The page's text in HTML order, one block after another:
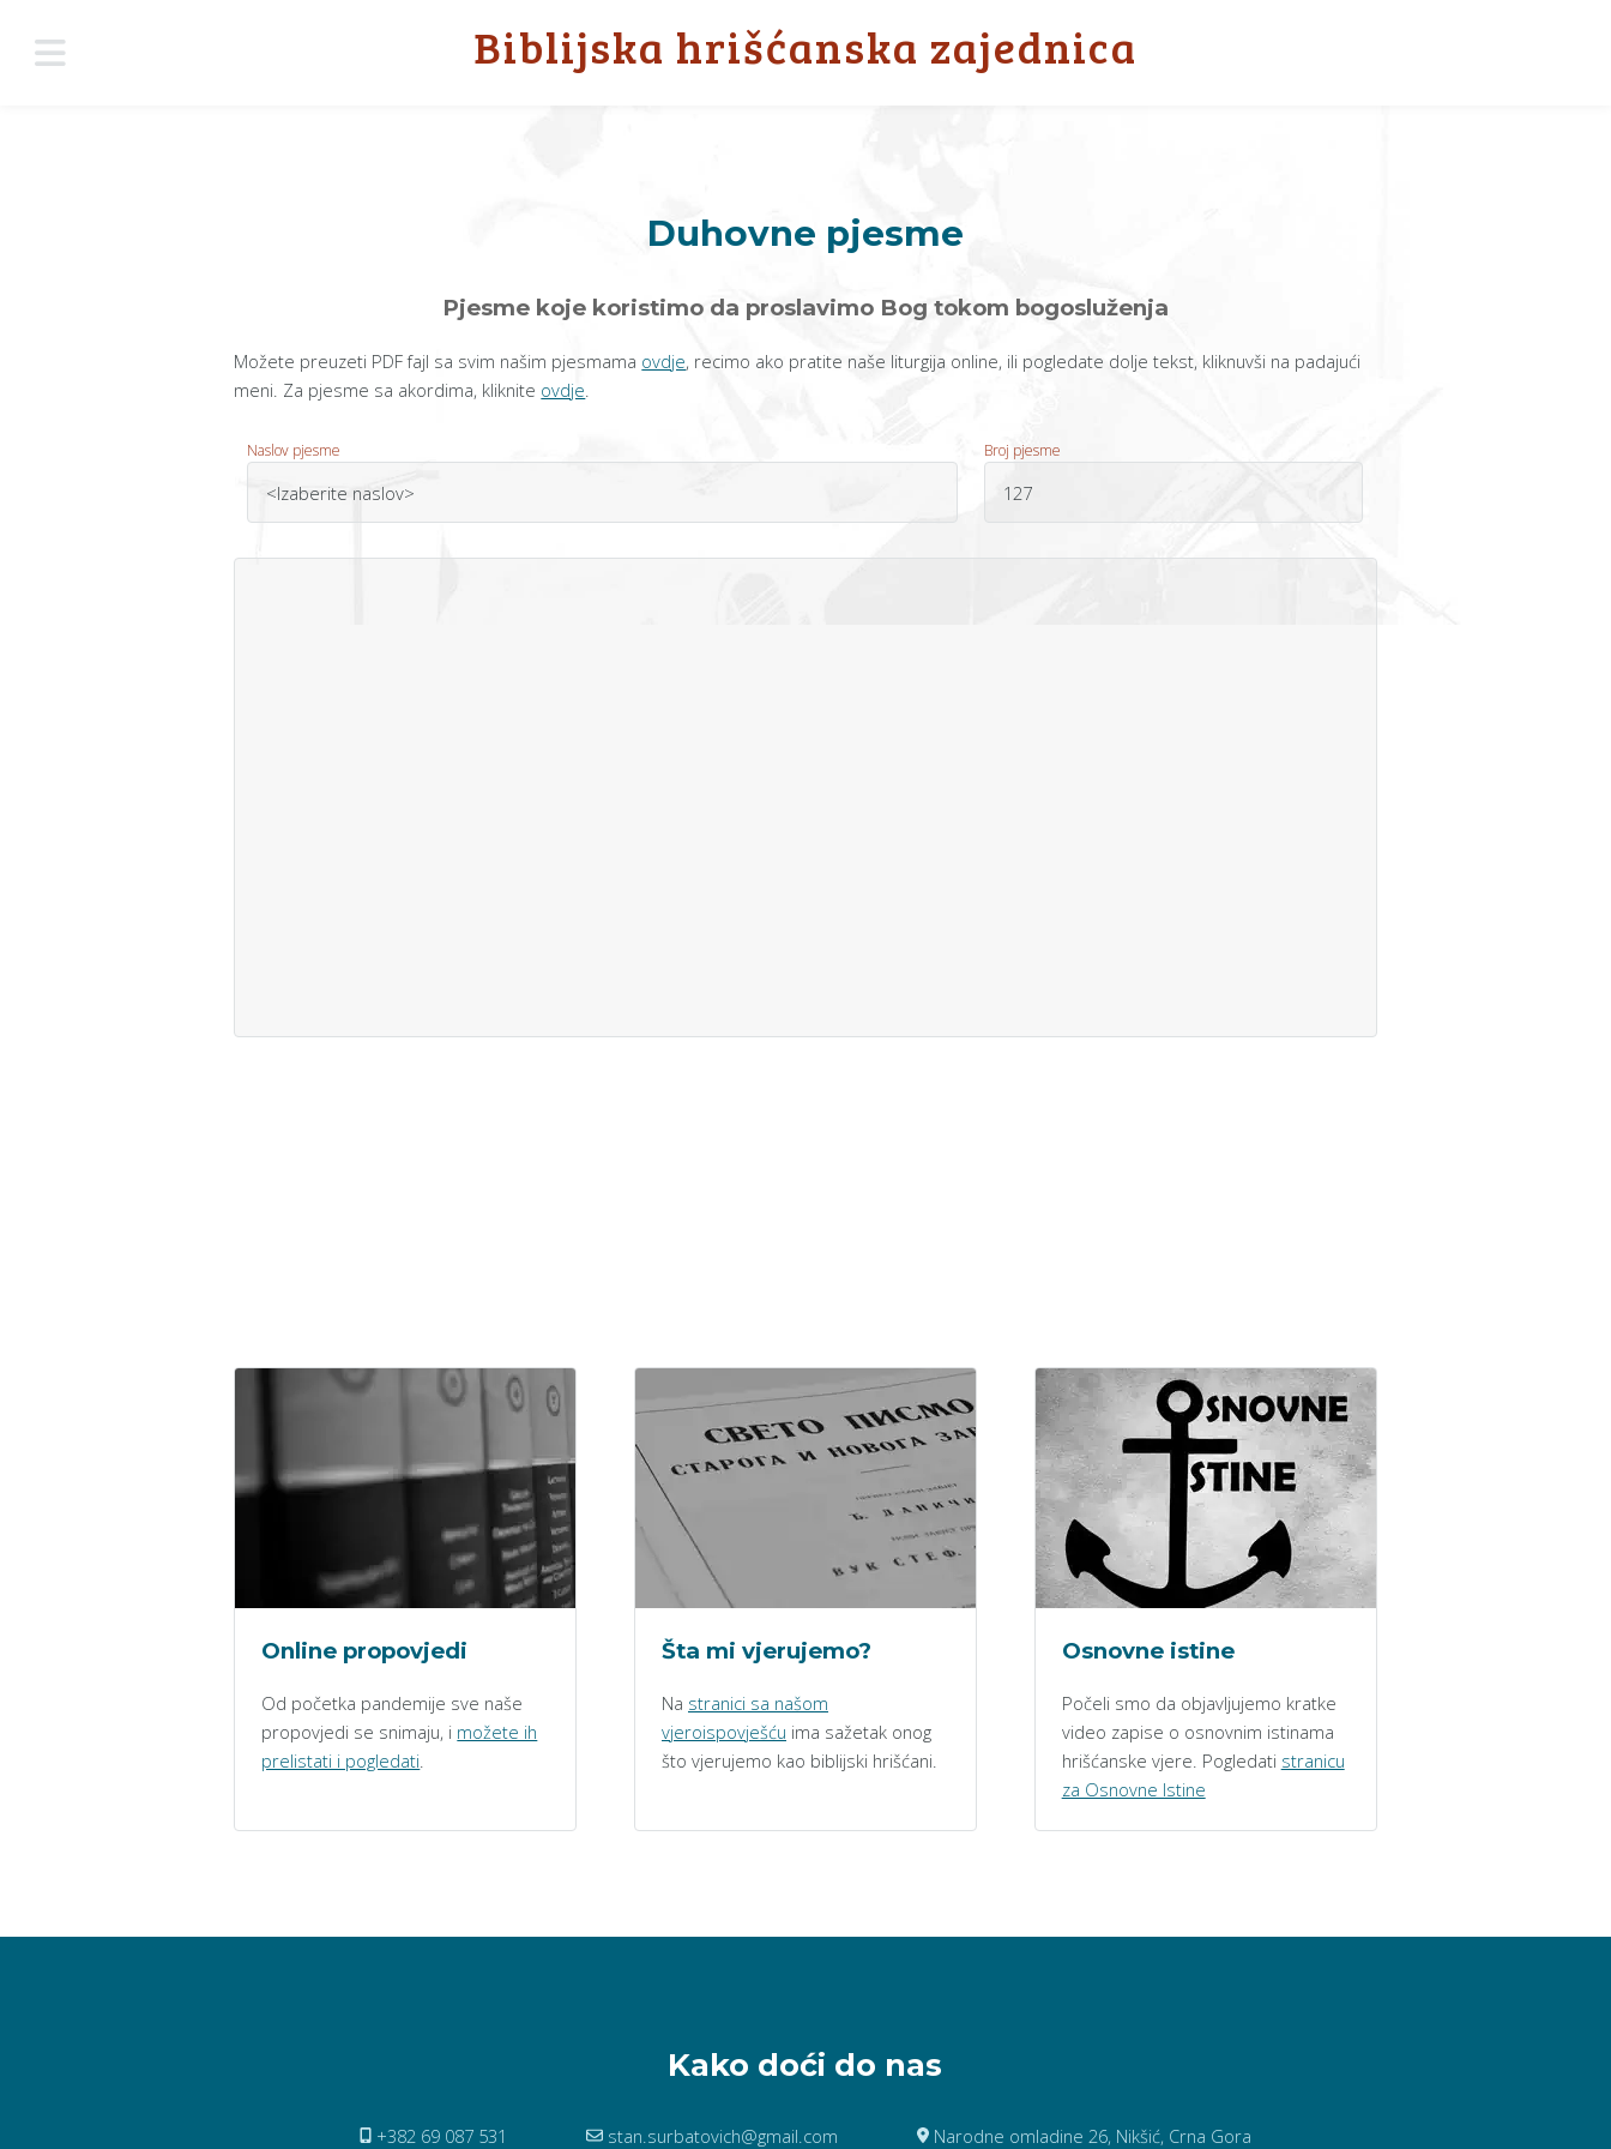
Biblijska hrišćanska zajednica
Duhovne pjesme
Pjesme koje koristimo da proslavimo Bog tokom bogosluženja
Možete preuzeti PDF fajl sa svim našim pjesmama ovdje, recimo ako pratite naše liturgija online, ili pogledate dolje tekst, kliknuvši na padajući
meni. Za pjesme sa akordima, kliknite ovdje
Naslov pjesme Broj pjesme
Online propovjedi
Od početka pandemije sve naše
propovjedi se snimaju, i možete ih
prelistati i pogledati.
Šta mi vjerujemo?
Na stranici sa našom
vjeroispovješću ima sažetak onog
što vjerujemo kao biblijski hrišćani.
Osnovne istine
Počeli smo da objavljujemo kratke
video zapise o osnovnim istinama
hrišćanske vjere. Pogledati stranicu
za Osnovne Istine
Kako doći do nas
+382 69 087 531 stan.surbatovich@gmail.com Narodne omladine 26, Nikšić, Crna Gora